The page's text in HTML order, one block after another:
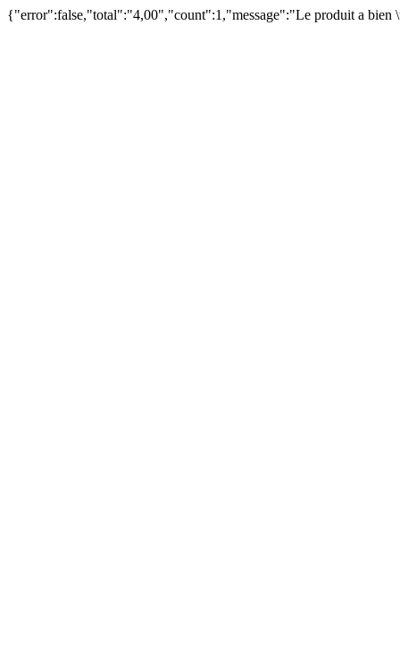
{"error":false,"total":"4,00","count":1,"message":"Le produit a bien